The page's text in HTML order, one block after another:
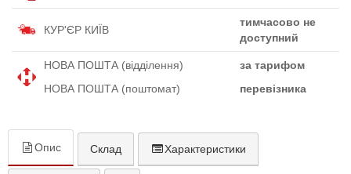
КУР'ЄР КИЇВ
тимчасово не
доступний
НОВА ПОШТА (відділення)
за тарифом
НОВА ПОШТА (поштомат)
перевізника
Опис Склад Характеристики